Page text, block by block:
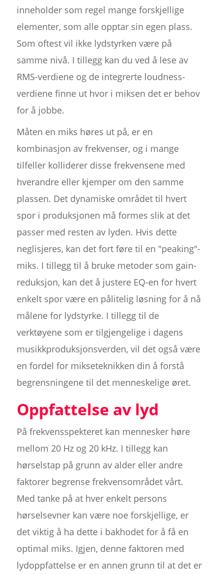
inneholder som regel mange forskjellige
elementer, som alle opptar sin egen plass.
Som oftest vil ikke lydstyrken være på
samme nivå. I tillegg kan du ved å lese av
RMS-verdiene og de integrerte loudness-
verdiene finne ut hvor i miksen det er behov
for å jobbe.
Måten en miks høres ut på, er en
kombinasjon av frekvenser, og i mange
tilfeller kolliderer disse frekvensene med
hverandre eller kjemper om den samme
plassen. Det dynamiske området til hvert
spor i produksjonen må formes slik at det
passer med resten av lyden. Hvis dette
neglisjeres, kan det fort føre til en "peaking"-
miks. I tillegg til å bruke metoder som gain-
reduksjon, kan det å justere EQ-en for hvert
enkelt spor være en pålitelig løsning for å nå
målene for lydstyrke. I tillegg til de
verktøyene som er tilgjengelige i dagens
musikkproduksjonsverden, vil det også være
en fordel for mikseteknikken din å forstå
begrensningene til det menneskelige øret.
Oppfattelse av lyd
På frekvensspekteret kan mennesker høre
mellom 20 Hz og 20 kHz. I tillegg kan
hørselstap på grunn av alder eller andre
faktorer begrense frekvensområdet vårt.
Med tanke på at hver enkelt persons
hørselsevner kan være noe forskjellige, er
det viktig å ha dette i bakhodet for å få en
optimal miks. Igjen, denne faktoren med
lydoppfattelse er en annen grunn til at det er